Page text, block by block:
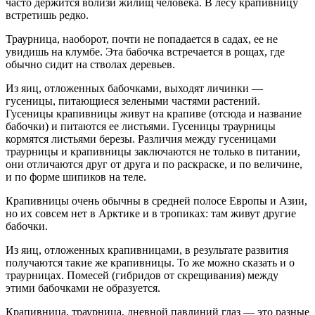
часто держится вблизи жилищ человека. В лесу крапивницу
встретишь редко.
Траурница, наоборот, почти не попадается в садах, ее не
увидишь на клумбе. Эта бабочка встречается в рощах, где
обычно сидит на стволах деревьев.
Из яиц, отложенных бабочками, выходят личинки —
гусеницы, питающиеся зелеными частями растений.
Гусеницы крапивницы живут на крапиве (отсюда и название
бабочки) и питаются ее листьями. Гусеницы траурницы
кормятся листьями березы. Различия между гусеницами
траурницы и крапивницы заключаются не только в питании,
они отличаются друг от друга и по раскраске, и по величине,
и по форме шипиков на теле.
Крапивницы очень обычны в средней полосе Европы и Азии,
но их совсем нет в Арктике и в тропиках: там живут другие
бабочки.
Из яиц, отложенных крапивницами, в результате развития
получаются такие же крапивницы. То же можно сказать и о
траурницах. Помесей (гибридов от скрещивания) между
этими бабочками не образуется.
Крапивница, траурница, дневной павлиний глаз — это разные